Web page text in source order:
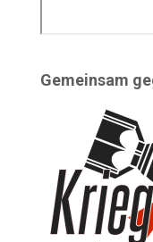
Gemeinsam